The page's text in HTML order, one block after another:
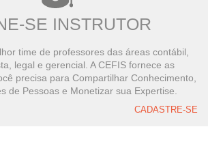
SE INSTRUTOR
time de professores das áreas contábil,
legal e gerencial. A CEFIS fornece as
precisa para Compartilhar Conhecimento,
de Pessoas e Monetizar sua Expertise.
CADASTRE-SE